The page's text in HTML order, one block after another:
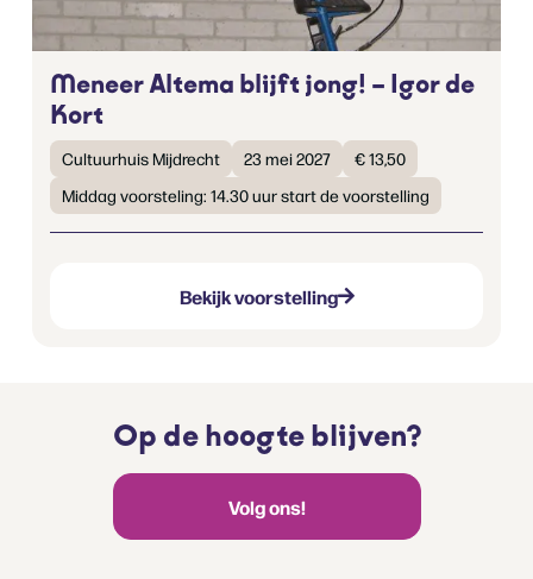
Meneer Altema blijft jong! – Igor de
Kort
Cultuurhuis Mijdrecht 23 mei 2027
€ 13,50
Middag voorsteling: 14.30 uur start de voorstelling
Bekijk voorstelling
Op de hoogte blijven?
Volg ons!